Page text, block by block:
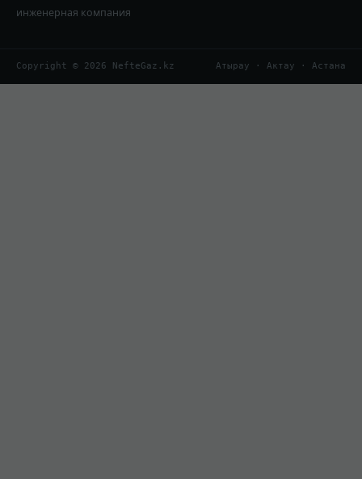
инженерная компания
Copyright © 2026 NefteGaz.kz Атырау · Актау · Астана